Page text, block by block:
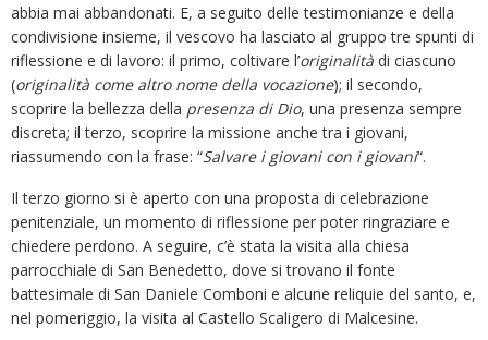
abbia mai abbandonati. E, a seguito delle testimonianze e della
condivisione insieme, il vescovo ha lasciato al gruppo tre spunti di
riflessione e di lavoro: il primo, coltivare l’originalità di ciascuno
(originalità come altro nome della vocazione); il secondo,
scoprire la bellezza della presenza di Dio, una presenza sempre
discreta; il terzo, scoprire la missione anche tra i giovani,
riassumendo con la frase: “Salvare i giovani con i giovani“.
Il terzo giorno si è aperto con una proposta di celebrazione
penitenziale, un momento di riflessione per poter ringraziare e
chiedere perdono. A seguire, c’è stata la visita alla chiesa
parrocchiale di San Benedetto, dove si trovano il fonte
battesimale di San Daniele Comboni e alcune reliquie del santo, e,
nel pomeriggio, la visita al Castello Scaligero di Malcesine.